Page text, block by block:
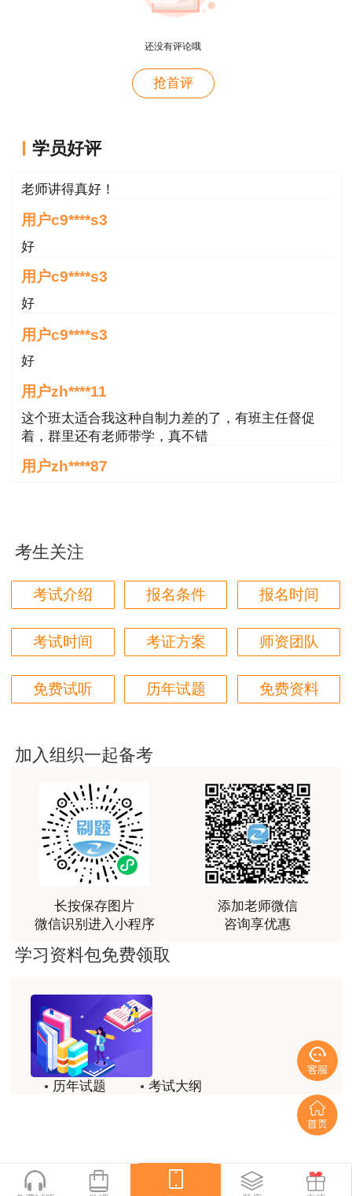
各章节考察范围及特点：
三、其他变化及注意事项
纲之内，超教材考规范的现象越来越多。
2.针对试题内容要多思考：切忌“一目十行”，
读题要逐字逐句的读。有时候一个字，会改变整个
3.针对案例题，可以先看问题再看背景资料，
带着问题去分析，可以节省时间，提高做题效率。
对于一时没有做题思路的问题，可以暂时略过，先
做后面的题目，最后再回过头来分析余下的题目。
切忌不要在个别题目上浪费过多时间。
掌握，有些题目需要从规范中寻找答案。单纯以教
针对考《安全建筑》学员，我们还是要按部就
还没有评论哦
抢首评
学员好评
用户c3****b4
用户c9****s3
好
用户c9****s3
好
用户c9****s3
好
用户zh****11
这个班太适合我这种自制力差的了，有班主任督促
着，群里还有老师带学，真不错
用户zh****87
贾老师讲的太好了，题库、资料还多
用户li****11
建筑专业跟网校过了，今年考其他安全，还是选择网
校。
用户m6****57
师资过硬，学习无忧，感觉自已选对了
用户da****ng
用户m3****68
课程清晰易懂，便于记忆，老师重难点讲解也很清晰
用户we****66
跟着老师学习理解的特别快，比自己学习容易多了
用户m0****66
贾老师讲的很有水平，这次考过全靠他了
用户m0****68
贾老师一如既往的稳
用户m1****68
回顾整个学习过程，我收获的不仅是证书和技能，更
重要的是养成了持续学习的习惯和自我驱动力；这门
网课像一位循循善诱的引路人，让我相信只要选对方
法、坚持行动，每个人都能突破自己的天花板，真心
感谢这段旅程，未来我也会继续在这里深耕，向更高
用户QQ****87
考生关注
考试介绍 报名条件 报名时间
考试时间 考证方案 师资团队
免费试听 历年试题 免费资料
加入组织一起备考
长按保存图片
微信识别进入小程序
添加老师微信
咨询享优惠
学习资料包免费领取
历年试题
考试大纲